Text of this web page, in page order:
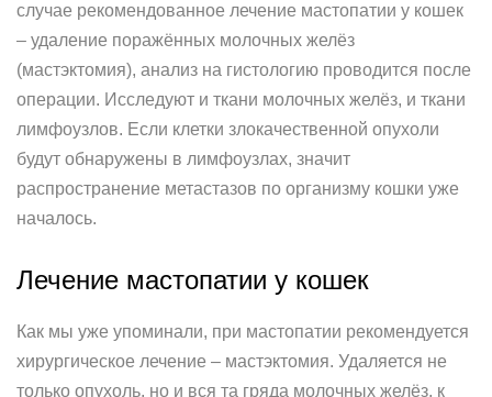
случае рекомендованное лечение мастопатии у кошек
– удаление поражённых молочных желёз
(мастэктомия), анализ на гистологию проводится после
операции. Исследуют и ткани молочных желёз, и ткани
лимфоузлов. Если клетки злокачественной опухоли
будут обнаружены в лимфоузлах, значит
распространение метастазов по организму кошки уже
началось.
Лечение мастопатии у кошек
Как мы уже упоминали, при мастопатии рекомендуется
хирургическое лечение – мастэктомия. Удаляется не
только опухоль, но и вся та гряда молочных желёз, к